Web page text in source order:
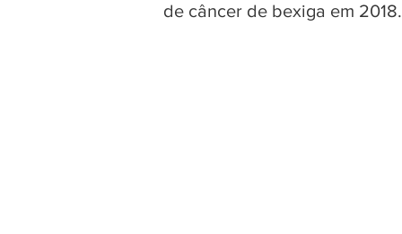
de câncer de bexiga em 2018.